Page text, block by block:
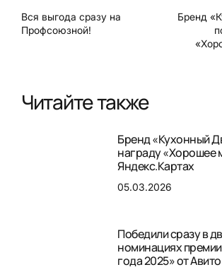
Вся выгода сразу на
Профсоюзной!
Бренд
Читайте также
Бренд «Кухонный
награду «Хорошее
Яндекс.Картах
05.03.2026
Победили сразу в
номинациях
года 2025» от